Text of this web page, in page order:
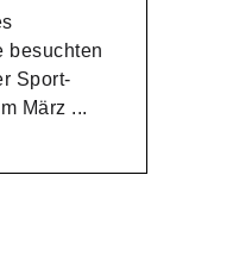
besuchten
Sport-
März ...